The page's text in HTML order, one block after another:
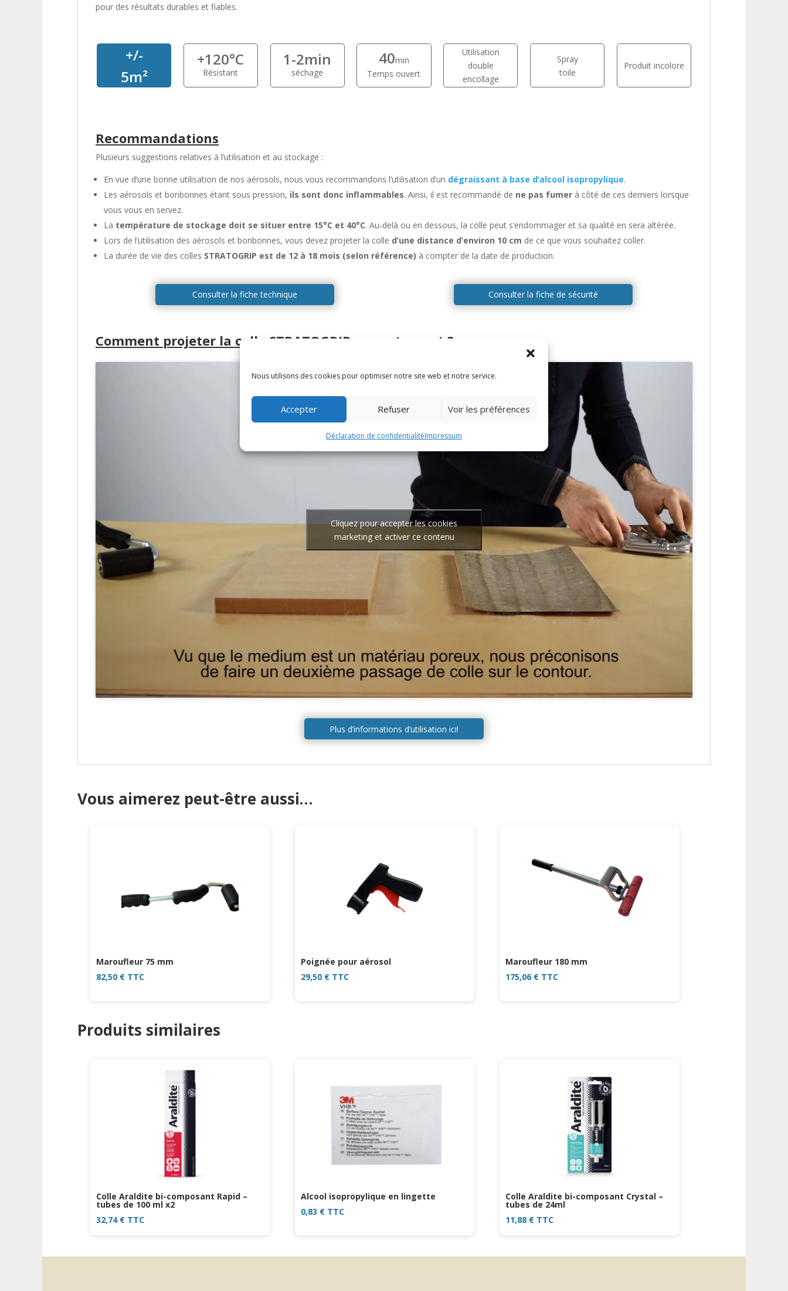
Nous utilisons des cookies pour optimiser notre site web et notre service.
Accepter Refuser Voir les préférences
Déclaration de confidentialitéImpressum
pour des résultats durables et fiables.
+/-
5m²
+120°C
Résistant
1-2min
séchage
40min
Temps ouvert
Utilisation
double
encollage
Spray
toile
Produit incolore
Recommandations
Plusieurs suggestions relatives à l’utilisation et au stockage :
En vue d’une bonne utilisation de nos aérosols, nous vous recommandons l’utilisation d’un dégraissant à base d’alcool isopropylique.
Les aérosols et bonbonnes étant sous pression, ils sont donc inflammables. Ainsi, il est recommandé de ne pas fumer à côté de ces derniers lorsque
vous vous en servez.
La température de stockage doit se situer entre 15°C et 40°C. Au-delà ou en dessous, la colle peut s’endommager et sa qualité en sera altérée.
Lors de l’utilisation des aérosols et bonbonnes, vous devez projeter la colle d’une distance d’environ 10 cm de ce que vous souhaitez coller.
La durée de vie des colles STRATOGRIP est de 12 à 18 mois (selon référence) à compter de la date de production.
Consulter la fiche technique Consulter la fiche de sécurité
Comment projeter la colle STRATOGRIP correctement ?
Cliquez pour accepter les cookies
marketing et activer ce contenu
Plus d’informations d’utilisation ici!
Vous aimerez peut-être aussi…
Maroufleur 75 mm
82,50 € TTC
Poignée pour aérosol
29,50 € TTC
Maroufleur 180 mm
175,06 € TTC
Produits similaires
Colle Araldite bi-composant Rapid –
tubes de 100 ml x2
32,74 € TTC
Alcool isopropylique en lingette
0,83 € TTC
Colle Araldite bi-composant Crystal –
tubes de 24ml
11,88 € TTC